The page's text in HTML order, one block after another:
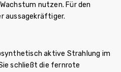
nutzen. Für den
aussagekräftiger.
aktive Strahlung im
schließt die fernrote